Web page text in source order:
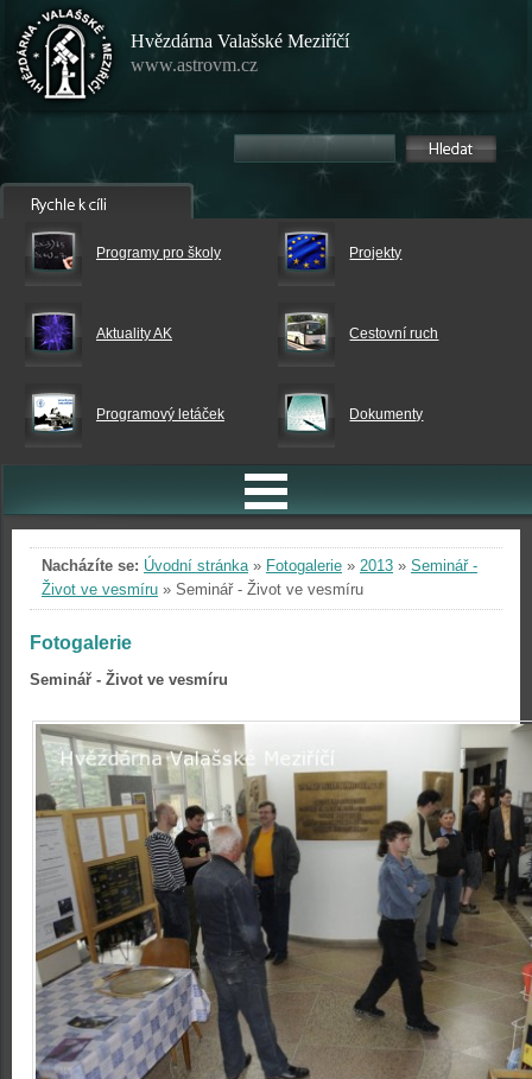
Hvězdárna Valašské Meziříčí
www.astrovm.cz
Programy pro školy Projekty
Aktuality AK Cestovní ruch
Programový letáček Dokumenty
Nacházíte se: Úvodní stránka» Fotogalerie » 2013 » Seminář -
Život ve vesmíru » Seminář - Život ve vesmíru
Fotogalerie
Seminář - Život ve vesmíru